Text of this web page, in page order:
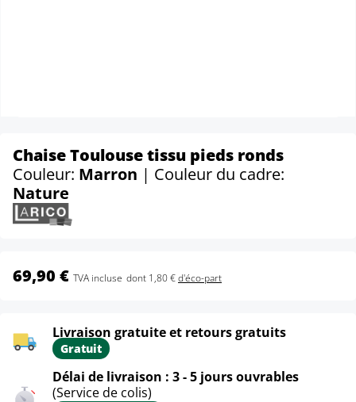
Chaise Toulouse tissu pieds ronds
Couleur: Marron | Couleur du cadre:
Nature
69,90 € TVA incluse dont 1,80 €d'éco-part
Livraison gratuite et retours gratuits
Gratuit
Délai de livraison : 3 - 5 jours ouvrables
(Service de colis)